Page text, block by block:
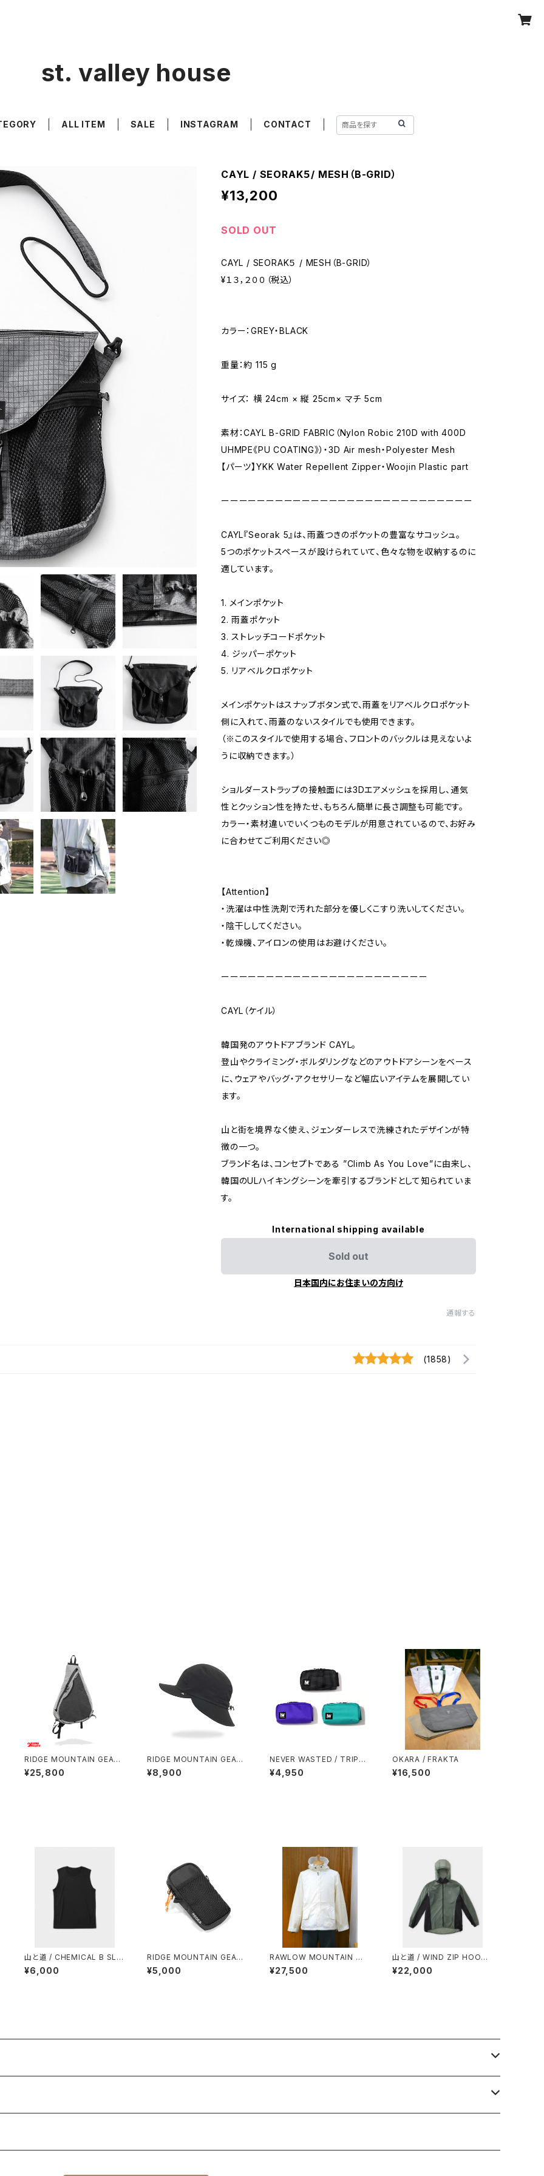
st. valley house
ALL ITEM SALE INSTAGRAM CONTACT
CAYL / SEORAK５/ MESH（B-GRID）
¥13,200
SOLD OUT
CAYL / SEORAK５ / MESH（B-GRID）
¥１３，２００（税込）
カラー：GREY・BLACK
重量：約 115 g
サイズ： 横 24cm × 縦 25cm× マチ 5cm
素材：CAYL B-GRID FABRIC（Nylon Robic 210D with 400D
UHMPE《PU COATING》）・3D Air mesh・Polyester Mesh
【パーツ】YKK Water Repellent Zipper・Woojin Plastic part
ーーーーーーーーーーーーーーーーーーーーーーーーーーーー
CAYL『Seorak 5』は、雨蓋つきのポケットの豊富なサコッシュ。
5つのポケットスペースが設けられていて、色々な物を収納するのに
適しています。
1. メインポケット
2. 雨蓋ポケット
3. ストレッチコードポケット
4. ジッパーポケット
5. リアベルクロポケット
メインポケットはスナップボタン式で、雨蓋をリアベルクロポケット
側に入れて、雨蓋のないスタイルでも使用できます。
（※このスタイルで使用する場合、フロントのバックルは見えないよ
うに収納できます。）
ショルダーストラップの接触面には3Dエアメッシュを採用し、通気
性とクッション性を持たせ、もちろん簡単に長さ調整も可能です。
カラー・素材違いでいくつものモデルが用意されているので、お好み
に合わせてご利用ください◎
【Attention】
・洗濯は中性洗剤で汚れた部分を優しくこすり洗いしてください。
・陰干ししてください。
・乾燥機、アイロンの使用はお避けください。
ーーーーーーーーーーーーーーーーーーーーーーー
CAYL（ケイル）
韓国発のアウトドアブランド CAYL。
登山やクライミング・ボルダリングなどのアウトドアシーンをベース
に、ウェアやバッグ・アクセサリーなど幅広いアイテムを展開してい
ます。
山と街を境界なく使え、ジェンダーレスで洗練されたデザインが特
徴の一つ。
ブランド名は、コンセプトである ”Climb As You Love”に由来し、
韓国のULハイキングシーンを牽引するブランドとして知られていま
す。
International shipping available
Sold out
日本国内にお住まいの方向け
通報する
(1858)
RIDGE MOUNTAIN GEAR /
SASH PACK
¥25,800
RIDGE MOUNTAIN GEAR /
SHADE CAP
¥8,900
NEVER WASTED / TRIPLE
YES
¥4,950
OKARA / FRAKTA
¥16,500
山と道 / CHEMICAL B SLE
EVELESS（MEN）
¥6,000
RIDGE MOUNTAIN GEAR /
CHEST INCREASE
¥5,000
RAWLOW MOUNTAIN WO
RKS / AIRY HOODIE
¥27,500
山と道 / WIND ZIP HOODY
（UNISEX）
¥22,000